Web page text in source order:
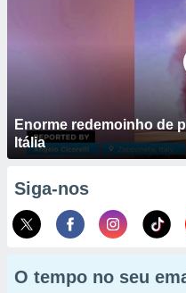
Enorme redemoinho de
Itália
Siga-nos
O tempo no seu